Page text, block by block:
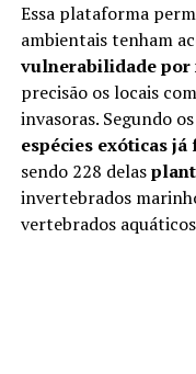
Essa plataforma
ambientais tenham
vulnerabilidade
precisão os locais
invasoras. Segundo
espécies exóticas
sendo 228 delas
invertebrados
vertebrados